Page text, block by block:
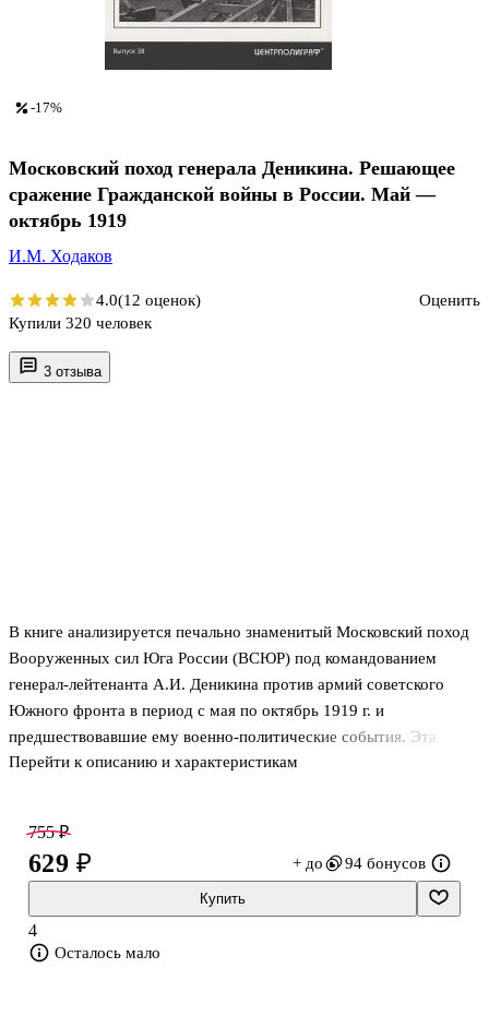
3 отзыва
В книге анализируется печально знаменитый Московский поход
Вооруженных сил Юга России (ВСЮР) под командованием
генерал-лейтенанта А.И. Деникина против армий советского
Южного фронта в период с мая по октябрь 1919 г. и
предшествовавшие ему военно-политические события. Эта
операция стала кульминацией противостояния красных и белых
под Орлом и Воронежем осенью 1919 г. без преувеличения был
решен исход Гражданской войны и определен вектор
последующего исторического развития нашей страны. В книге
рассмотрены причины стратегического поражения деникинских
войск. Военные неудачи ВСЮР
Перейти к описанию и характеристикам
-17%
Московский поход генерала Деникина. Решающее
сражение Гражданской войны в России. Май —
октябрь 1919
И.М. Ходаков
4.0(12 оценок)
Оценить
Купили 320 человек
755 ₽
629 ₽ + до 94 бонусов
Купить
4
Осталось мало